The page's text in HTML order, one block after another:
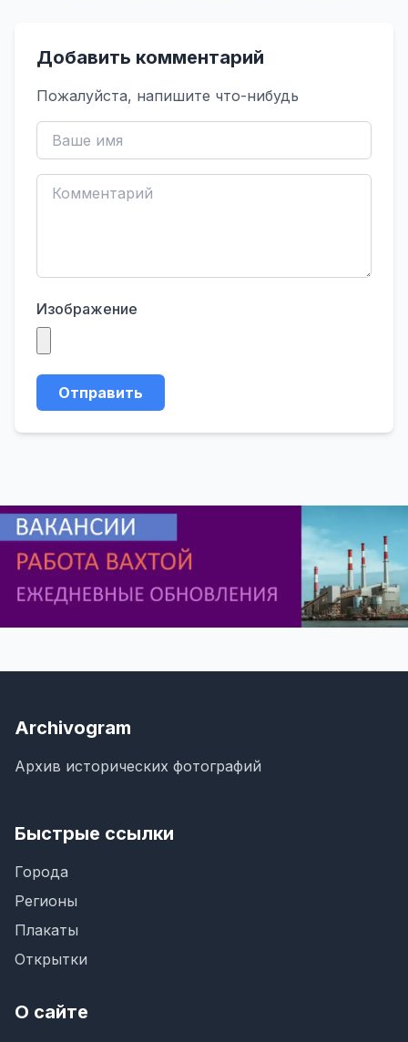
Добавить комментарий
Пожалуйста, напишите что-нибудь
Изображение
Отправить
Archivogram
Архив исторических фотографий
Быстрые ссылки
Города
Регионы
Плакаты
Открытки
О сайте